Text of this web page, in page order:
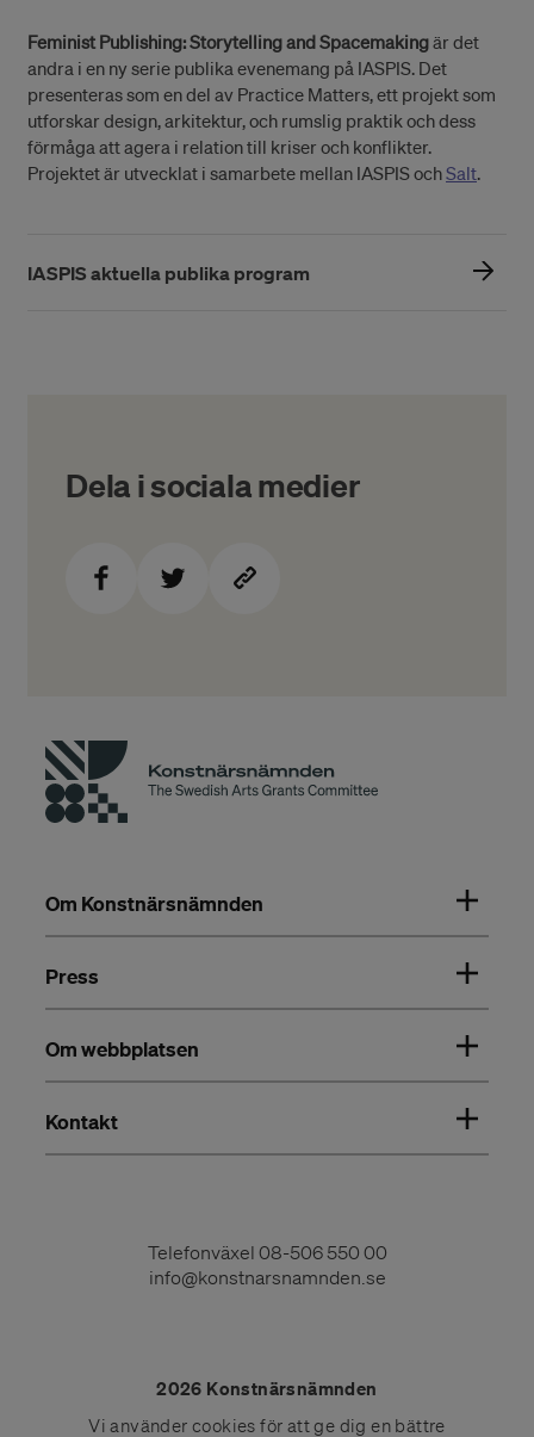
Feminist Publishing: Storytelling and Spacemakingär det
andra i en ny serie publika evenemang på IASPIS. Det
presenteras som en del av Practice Matters, ett projekt som
utforskar design, arkitektur, och rumslig praktik och dess
förmåga att agera i relation till kriser och konflikter.
Projektet är utvecklat i samarbete mellan IASPIS ochSalt.
IASPIS aktuella publika program
Dela i sociala medier
Om Konstnärsnämnden
Press
Om webbplatsen
Kontakt
Telefonväxel 08-506 550 00
info@konstnarsnamnden.se
2026 Konstnärsnämnden
Vi använder cookies för att ge dig en bättre